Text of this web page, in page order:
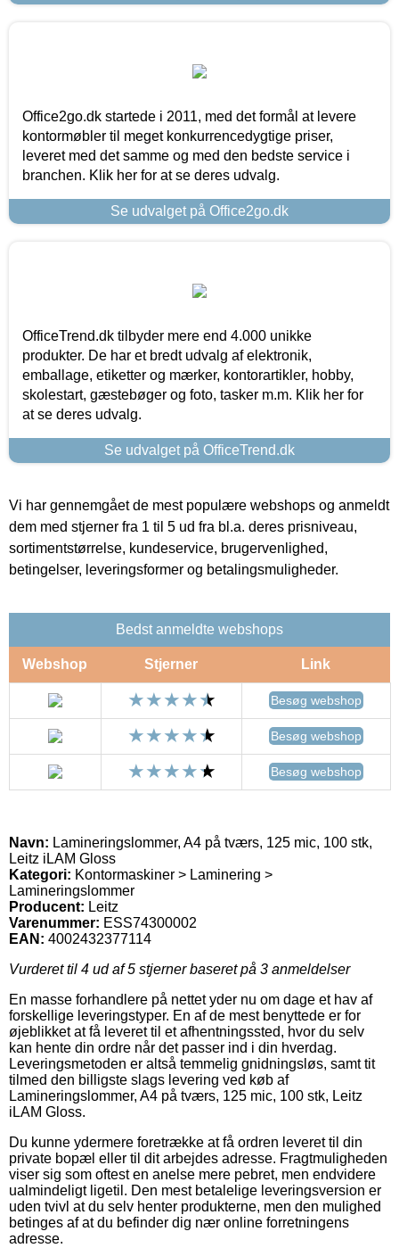
Office2go.dk startede i 2011, med det formål at levere
kontormøbler til meget konkurrencedygtige priser,
leveret med det samme og med den bedste service i
branchen. Klik her for at se deres udvalg.
Se udvalget på Office2go.dk
OfficeTrend.dk tilbyder mere end 4.000 unikke
produkter. De har et bredt udvalg af elektronik,
emballage, etiketter og mærker, kontorartikler, hobby,
skolestart, gæstebøger og foto, tasker m.m. Klik her for
at se deres udvalg.
Se udvalget på OfficeTrend.dk
Vi har gennemgået de mest populære webshops og anmeldt
dem med stjerner fra 1 til 5 ud fra bl.a. deres prisniveau,
sortimentstørrelse, kundeservice, brugervenlighed,
betingelser, leveringsformer og betalingsmuligheder.
Bedst anmeldte webshops
Webshop Stjerner Link
Besøg webshop
Besøg webshop
Besøg webshop
Navn: Lamineringslommer, A4 på tværs, 125 mic, 100 stk,
Leitz iLAM Gloss
Kategori: Kontormaskiner > Laminering >
Lamineringslommer
Producent: Leitz
Varenummer: ESS74300002
EAN: 4002432377114
Vurderet til 4 ud af 5 stjerner baseret på 3 anmeldelser
En masse forhandlere på nettet yder nu om dage et hav af
forskellige leveringstyper. En af de mest benyttede er for
øjeblikket at få leveret til et afhentningssted, hvor du selv
kan hente din ordre når det passer ind i din hverdag.
Leveringsmetoden er altså temmelig gnidningsløs, samt tit
tilmed den billigste slags levering ved køb af
Lamineringslommer, A4 på tværs, 125 mic, 100 stk, Leitz
iLAM Gloss.
Du kunne ydermere foretrække at få ordren leveret til din
private bopæl eller til dit arbejdes adresse. Fragtmuligheden
viser sig som oftest en anelse mere pebret, men endvidere
ualmindeligt ligetil. Den mest betalelige leveringsversion er
uden tvivl at du selv henter produkterne, men den mulighed
betinges af at du befinder dig nær online forretningens
adresse.